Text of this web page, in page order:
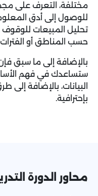
مختلفة، التعرف على
للوصول إلى أدق
تحليل المبيعات
حسب المناطق أو الفترات
بالإضافة إلى ما سبق
ستساعدك في فهم
البيانات، بالإضافة
بإحترافية.
محاور الدورة